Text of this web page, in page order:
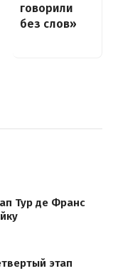
говорили
без слов»
Тур де Франс
этап